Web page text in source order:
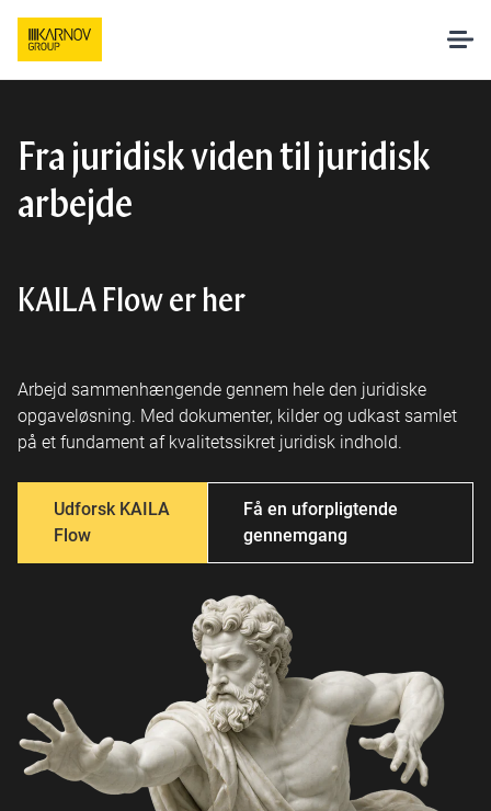
AI hos Karnov
Om os
Bøger
Fra juridisk viden til juridisk
arbejde
KAILA Flow er her
Arbejd sammenhængende gennem hele den juridiske
opgaveløsning. Med dokumenter, kilder og udkast samlet
på et fundament af kvalitetssikret juridisk indhold.
Udforsk KAILA
Flow
Få en uforpligtende
gennemgang